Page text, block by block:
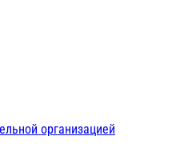
организацией